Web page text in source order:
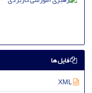
فایل ها